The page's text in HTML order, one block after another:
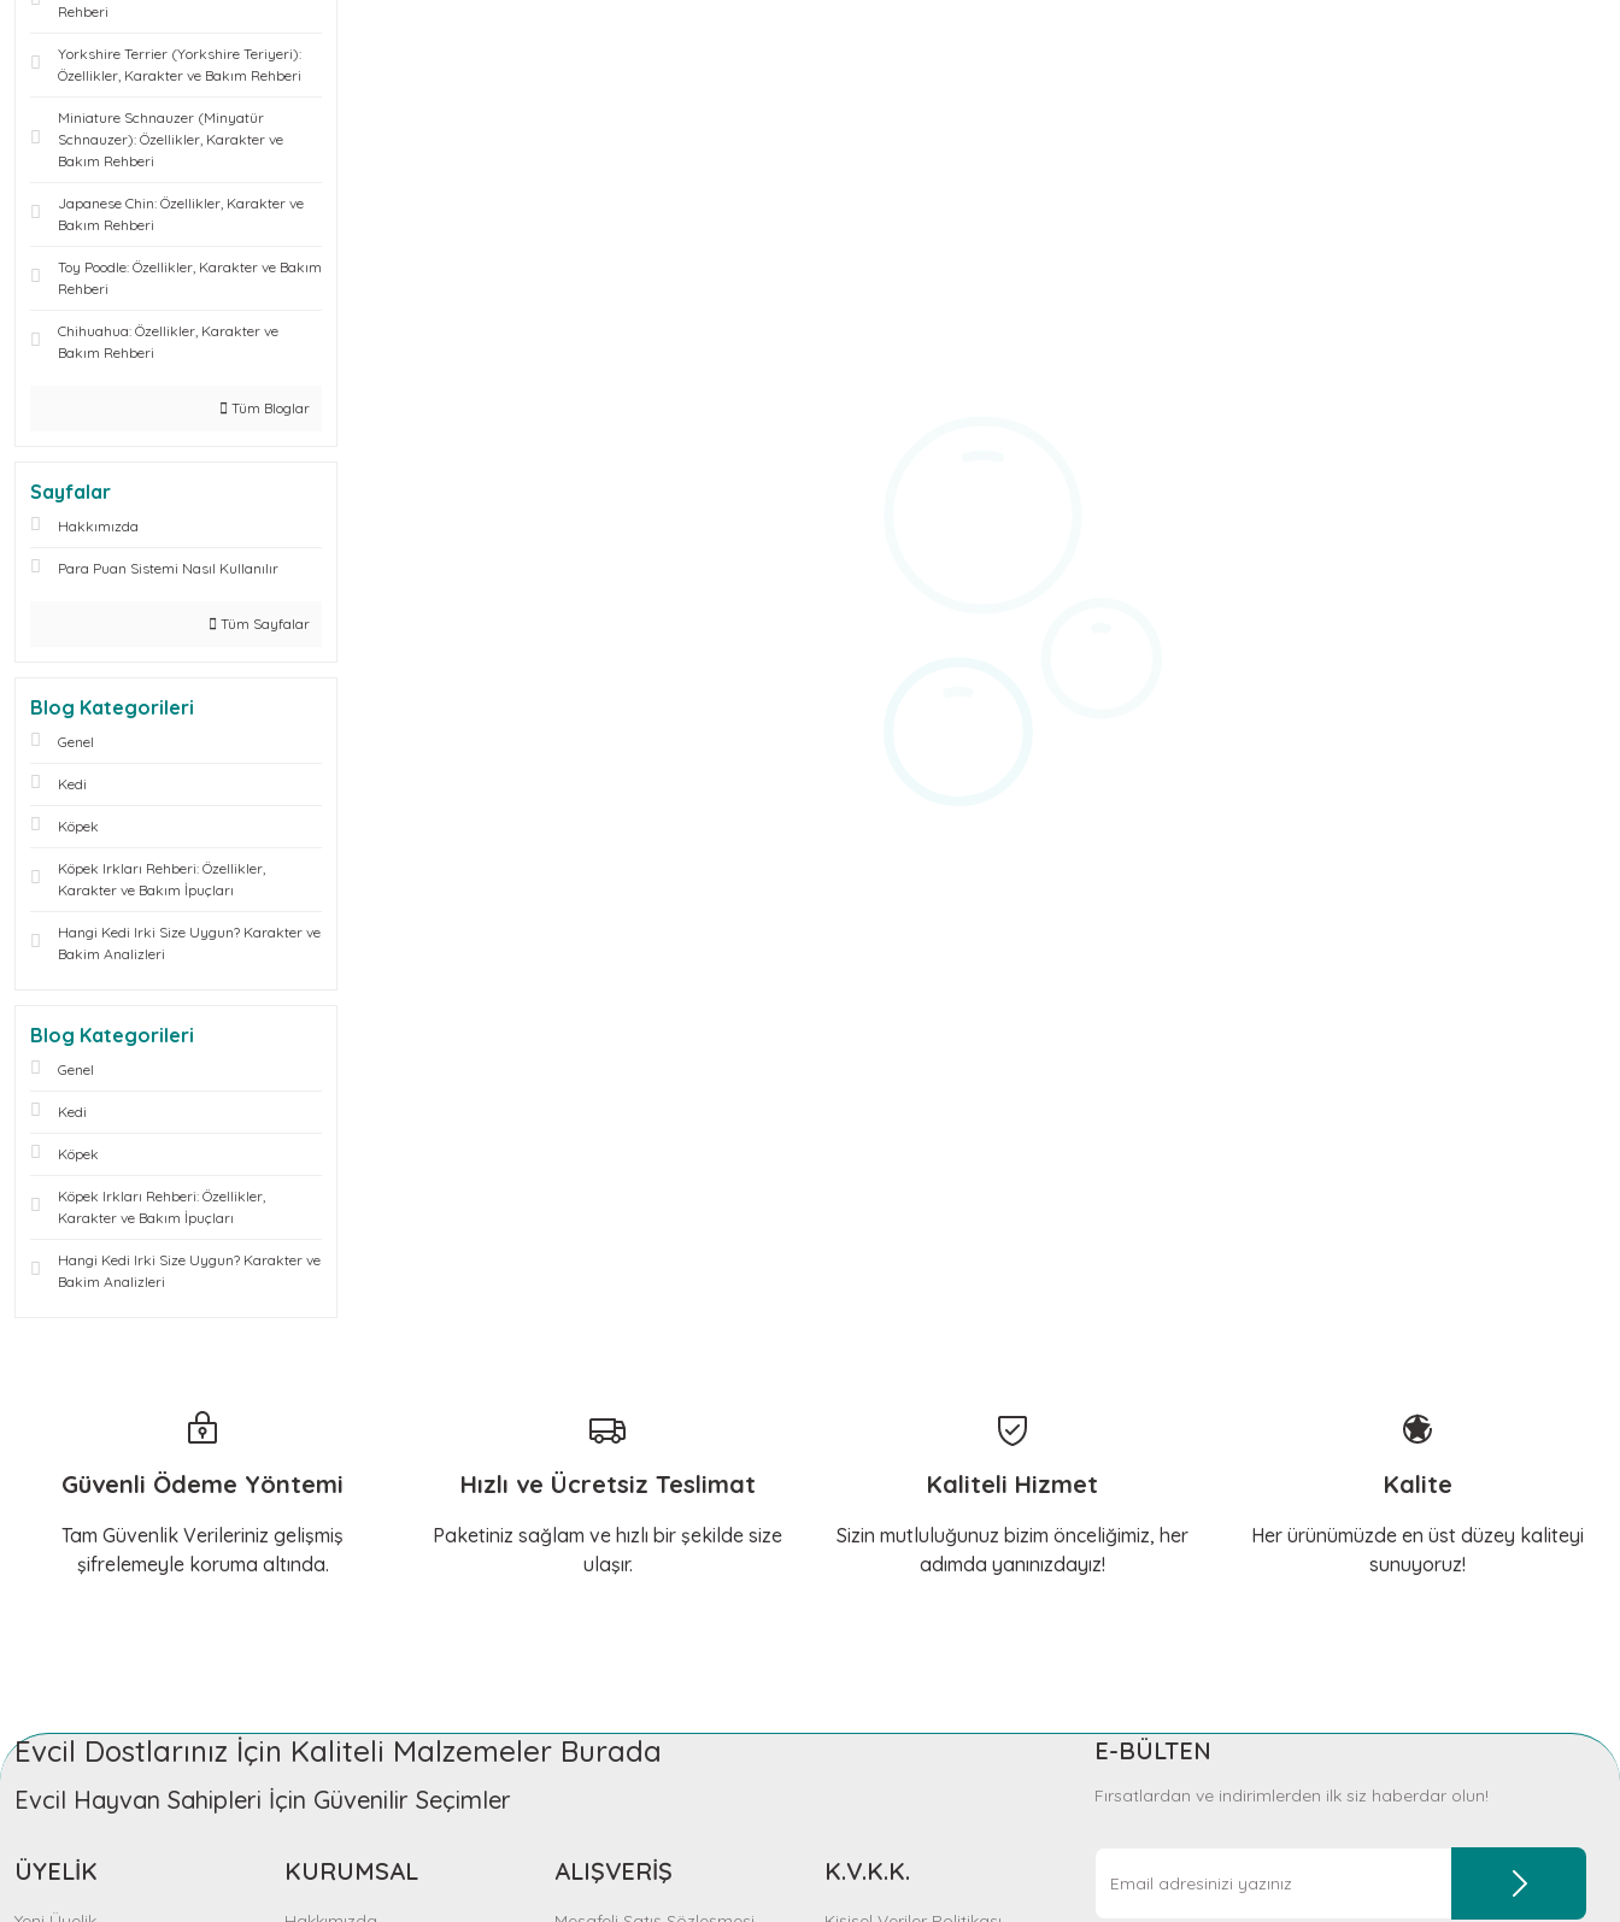
Rehberi
Yorkshire Terrier (Yorkshire Teriyeri):
Özellikler, Karakter ve Bakım Rehberi
Miniature Schnauzer (Minyatür
Schnauzer): Özellikler, Karakter ve
Bakım Rehberi
Japanese Chin: Özellikler, Karakter ve
Bakım Rehberi
Toy Poodle: Özellikler, Karakter ve Bakım
Rehberi
Chihuahua: Özellikler, Karakter ve
Bakım Rehberi
Tüm Bloglar
Sayfalar
Hakkımızda
Para Puan Sistemi Nasıl Kullanılır
Tüm Sayfalar
Blog Kategorileri
Genel
Kedi
Köpek
Köpek Irkları Rehberi: Özellikler,
Karakter ve Bakım İpuçları
Hangi Kedi Irki Size Uygun? Karakter ve
Bakim Analizleri
Blog Kategorileri
Genel
Kedi
Köpek
Köpek Irkları Rehberi: Özellikler,
Karakter ve Bakım İpuçları
Hangi Kedi Irki Size Uygun? Karakter ve
Bakim Analizleri
Güvenli Ödeme Yöntemi
Tam Güvenlik Verileriniz gelişmiş
şifrelemeyle koruma altında.
Hızlı ve Ücretsiz Teslimat
Paketiniz sağlam ve hızlı bir şekilde size
ulaşır.
Kaliteli Hizmet
Sizin mutluluğunuz bizim önceliğimiz, her
adımda yanınızdayız!
Kalite
Her ürünümüzde en üst düzey kaliteyi
sunuyoruz!
Evcil Dostlarınız İçin Kaliteli Malzemeler Burada
Evcil Hayvan Sahipleri İçin Güvenilir Seçimler
ÜYELİK KURUMSAL ALIŞVERİŞ K.V.K.K.
E-BÜLTEN
Fırsatlardan ve indirimlerden ilk siz haberdar olun!